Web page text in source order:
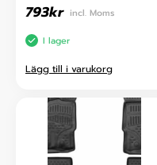
793kr incl. Moms
I lager
Lägg till i varukorg